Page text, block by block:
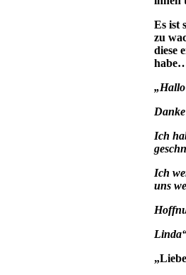
Es ist
zu
diese
Ich
Ich
uns